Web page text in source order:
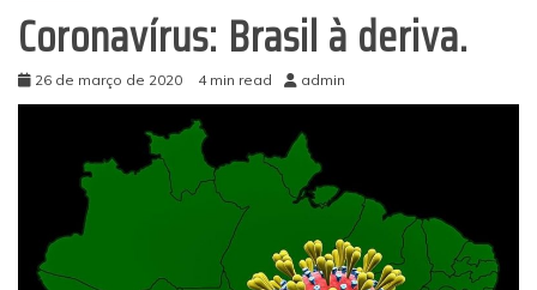
Coronavírus: Brasil à deriva.
26 de março de 2020 4 min read admin